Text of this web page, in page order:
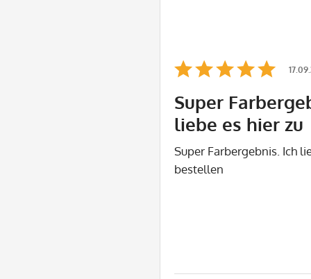
Super
liebe es hier zu
Super Farbergebnis. Ich
bestellen